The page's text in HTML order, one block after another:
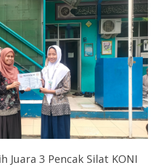
Juara 3 Pencak Silat KONI